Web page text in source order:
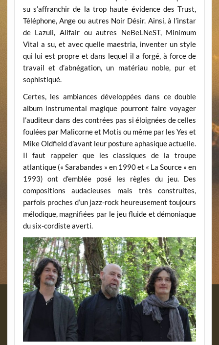
su s’affranchir de la trop haute évidence des Trust,
Téléphone, Ange ou autres Noir Désir. Ainsi, à l’instar
de Lazuli, Alifair ou autres NeBeLNeST, Minimum
Vital a su, et avec quelle maestria, inventer un style
qui lui est propre et dans lequel il a forgé, à force de
travail et d’abnégation, un matériau noble, pur et
sophistiqué.
Certes, les ambiances développées dans ce double
album instrumental magique pourront faire voyager
l’auditeur dans des contrées pas si éloignées de celles
foulées par Malicorne et Motis ou même par les Yes et
Mike Oldfield d’avant leur posture aphasique actuelle.
Il faut rappeler que les classiques de la troupe
atlantique (« Sarabandes » en 1990 et « La Source » en
1993) ont d’emblée posé les règles du jeu. Des
compositions audacieuses mais très construites,
parfois proches d’un jazz-rock heureusement toujours
mélodique, magnifiées par le jeu fluide et démoniaque
du six-cordiste averti.